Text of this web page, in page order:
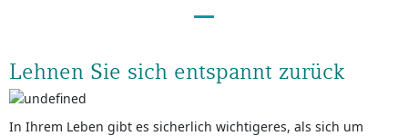
Lehnen Sie sich entspannt zurück
In Ihrem Leben gibt es sicherlich wichtigeres, als sich um